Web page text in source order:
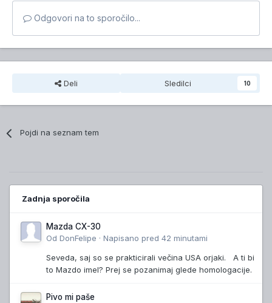
Odgovori na to sporočilo...
Deli Sledilci 10
Pojdi na seznam tem
Zadnja sporočila
Mazda CX-30
Od DonFelipe · Napisano pred 42 minutami
Seveda, saj so se prakticirali večina USA orjaki. A ti bi
to Mazdo imel? Prej se pozanimaj glede homologacije.
Pivo mi paše